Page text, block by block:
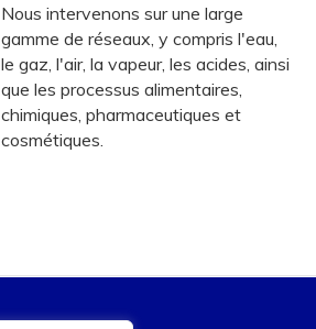
Nous intervenons sur une large
gamme de réseaux, y compris l'eau,
le gaz, l'air, la vapeur, les acides, ainsi
que les processus alimentaires,
chimiques, pharmaceutiques et
cosmétiques.